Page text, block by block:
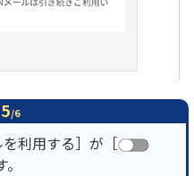
5/6
を利用する］が［